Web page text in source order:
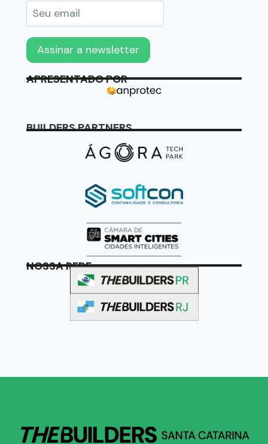
APRESENTADO POR
BUILDERS PARTNERS
NOSSA REDE